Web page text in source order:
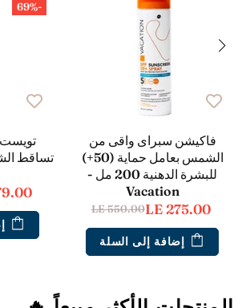
فاكيشن سبراى واقى من
الشمس بعامل حماية (50+)
للبشرة الدهنية 200 مل -
Vacation
LE 550.00LE 275.00
إضافة إلى السلة
-69%